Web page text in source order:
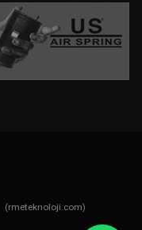
(rmeteknoloji.com)